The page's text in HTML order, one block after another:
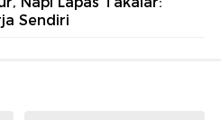
Sendiri